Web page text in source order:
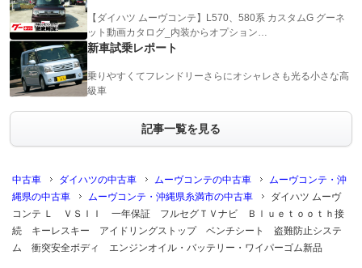
【ダイハツ ムーヴコンテ】L570、580系 カスタムG グーネ
ット動画カタログ_内装からオプション…
新車試乗レポート
乗りやすくてフレンドリーさらにオシャレさも光る小さな高
級車
記事一覧を見る
中古車 ダイハツの中古車 ムーヴコンテの中古車
ムーヴコンテ・沖
縄県の中古車
ムーヴコンテ・沖縄県糸満市の中古車
ダイハツ ムーヴ
コンテ Ｌ ＶＳＩＩ 一年保証 フルセグＴＶナビ Ｂｌｕｅｔｏｏｔｈ接
続 キーレスキー アイドリングストップ ベンチシート 盗難防止システ
ム 衝突安全ボディ エンジンオイル・バッテリー・ワイパーゴム新品